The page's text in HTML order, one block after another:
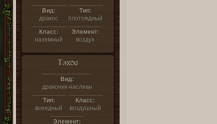
Вид:
дракос
Тип:
плотоядный
Класс:
наземный
Элемент:
воздух
Тэхоа
Вид:
драконик-наслиан
Тип:
всеядный
Класс:
воздушный
Элемент: